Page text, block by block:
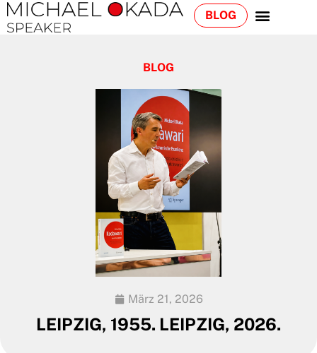
BLOG
BLOG
März 21, 2026
LEIPZIG, 1955. LEIPZIG, 2026.